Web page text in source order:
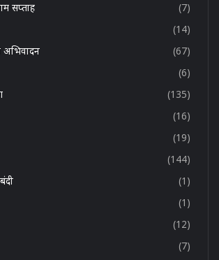
सप्ताह
(7)
(14)
अभिवादन
(67)
(6)
(135)
(16)
(19)
(144)
(1)
(1)
(12)
(7)